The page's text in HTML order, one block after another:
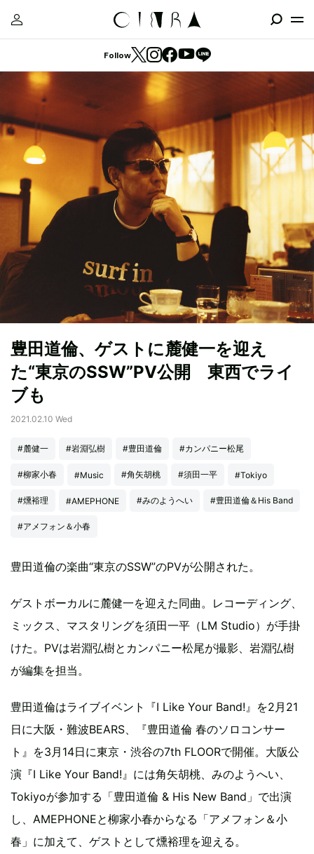
Follow
豊田道倫、ゲストに麓健一を迎え
た“東京のSSW”PV公開 東西でライ
ブも
2021.02.10 Wed
#麓健一 #岩淵弘樹 #豊田道倫 #カンパニー松尾
#柳家小春 #Music #角矢胡桃 #須田一平 #Tokiyo
#燻裕理 #AMEPHONE #みのようへい #豊田道倫＆His Band
#アメフォン＆小春
豊田道倫の楽曲“東京のSSW”のPVが公開された。
ゲストボーカルに麓健一を迎えた同曲。レコーディング、
ミックス、マスタリングを須田一平（LM Studio）が手掛
けた。PVは岩淵弘樹とカンパニー松尾が撮影、岩淵弘樹
が編集を担当。
豊田道倫はライブイベント『I Like Your Band!』を2月21
日に大阪・難波BEARS、『豊田道倫 春のソロコンサー
ト』を3月14日に東京・渋谷の7th FLOORで開催。大阪公
演『I Like Your Band!』には角矢胡桃、みのようへい、
Tokiyoが参加する「豊田道倫 & His New Band」で出演
し、AMEPHONEと柳家小春からなる「アメフォン＆小
春」に加えて、ゲストとして燻裕理を迎える。